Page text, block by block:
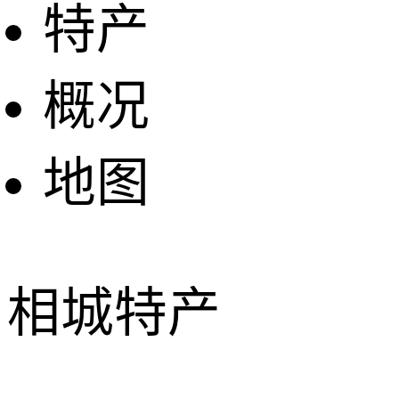
特产
概况
地图
相城特产